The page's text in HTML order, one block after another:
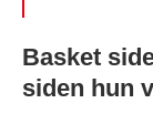
Basket
siden hun